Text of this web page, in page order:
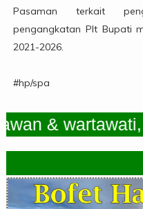
Pasaman terkait
pengangkatan Plt Bupati
2021-2026.
#hp/spa
& wartawati,